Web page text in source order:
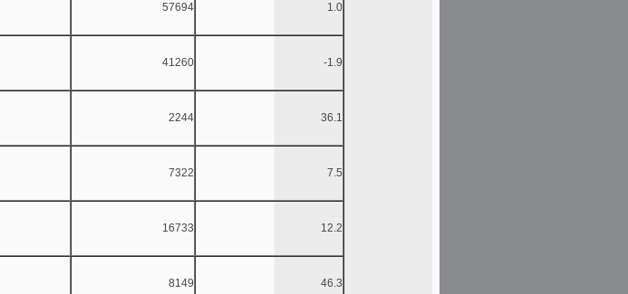
57694 1.0
41260 -1.9
2244 36.1
7322 7.5
16733 12.2
8149 46.3